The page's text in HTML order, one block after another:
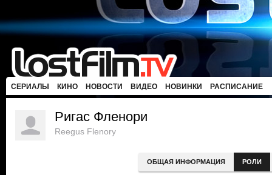
СЕРИАЛЫ КИНО НОВОСТИ ВИДЕО НОВИНКИ РАСПИСАНИЕ
Ригас Фленори
Reegus Flenory
ОБЩАЯ ИНФОРМАЦИЯ РОЛИ